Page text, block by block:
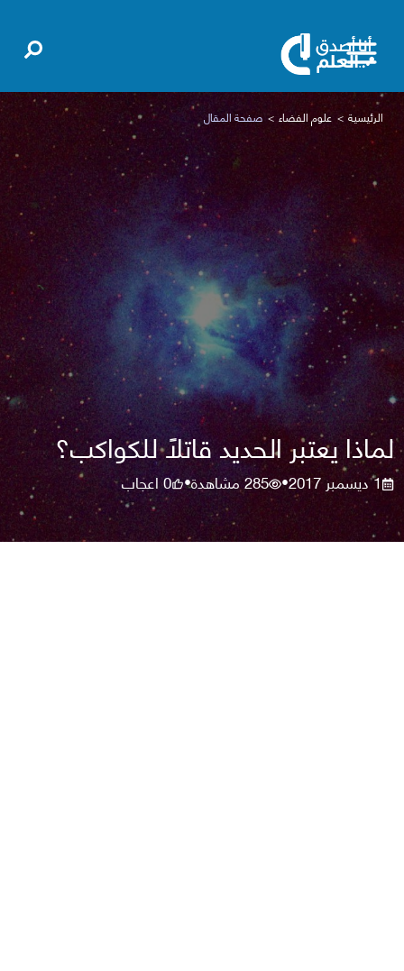
الرئيسية علوم الفضاء صفحة المقال
لماذا يعتبر الحديد قاتلًا للكواكب؟
1 ديسمبر 2017 •
285مشاهدة•
0اعجاب